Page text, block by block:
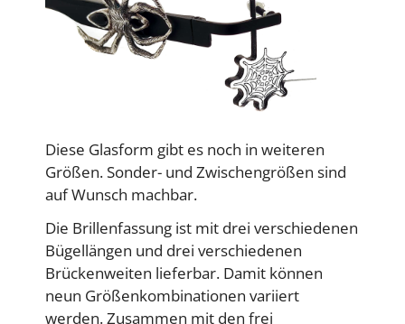
Diese Glasform gibt es noch in weiteren
Größen. Sonder- und Zwischengrößen sind
auf Wunsch machbar.
Die Brillenfassung ist mit drei verschiedenen
Bügellängen und drei verschiedenen
Brückenweiten lieferbar. Damit können
neun Größenkombinationen variiert
werden. Zusammen mit den frei